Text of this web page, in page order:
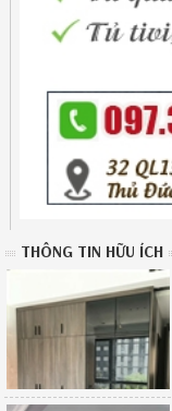
THÔNG TIN HỮU ÍCH